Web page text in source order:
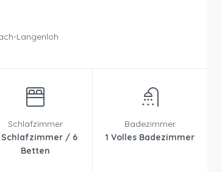
Langenloh
Schlafzimmer
Schlafzimmer / 6
Betten
Badezimmer
1 Volles Badezimmer